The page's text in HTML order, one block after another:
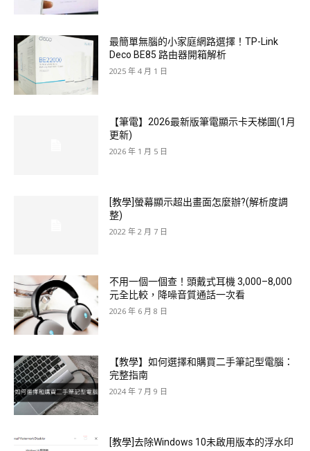
最簡單無腦的小家庭網路選擇！TP-Link
Deco BE85 路由器開箱解析
2025 年 4 月 1 日
【筆電】2026最新版筆電顯示卡天梯圖(1月
更新)
2026 年 1 月 5 日
[教學]螢幕顯示超出畫面怎麼辦?(解析度調
整)
2022 年 2 月 7 日
不用一個一個查！頭戴式耳機 3,000–8,000
元全比較，降噪音質通話一次看
2026 年 6 月 8 日
【教學】如何選擇和購買二手筆記型電腦：
完整指南
2024 年 7 月 9 日
[教學]去除Windows 10未啟用版本的浮水印